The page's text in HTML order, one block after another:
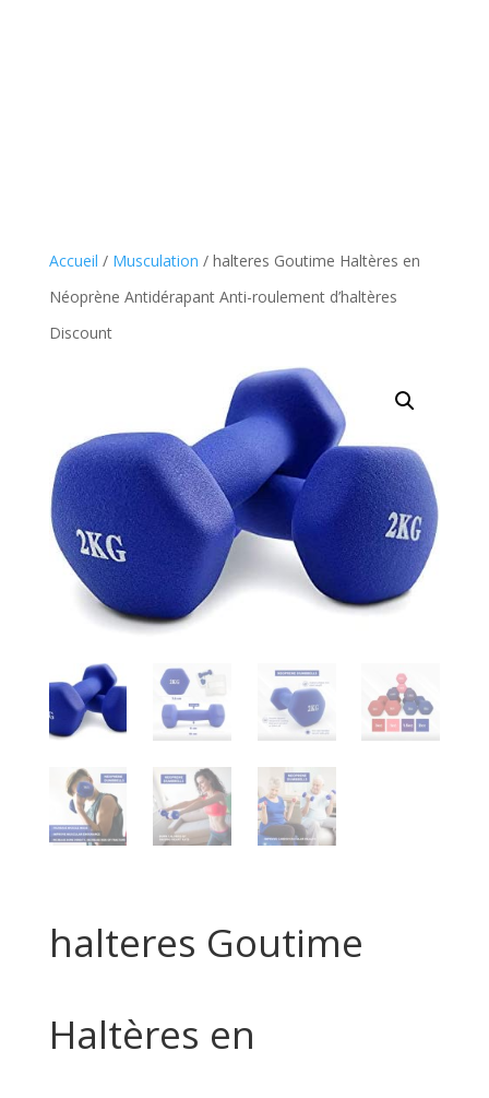
Accueil / Musculation / halteres Goutime Haltères en
Néoprène Antidérapant Anti-roulement d’haltères
Discount
halteres Goutime
Haltères en